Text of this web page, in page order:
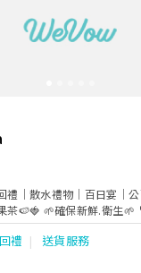
禮｜散水禮物｜百日宴｜
茶🍉🍓 🌱確保新鮮.衛生🌱
❣️多款包裝可選擇❣️
禮 送貨服務